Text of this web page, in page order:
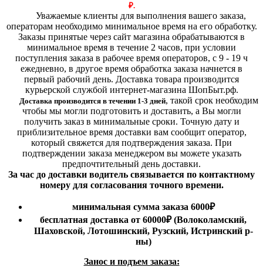
₽.
Уважаемые клиенты для выполнения вашего заказа,
операторам необходимо минимальное время на его обработку.
Заказы принятые через сайт магазина обрабатываются в
минимальное время в течение 2 часов, при условии
поступления заказа в рабочее время операторов, с 9 - 19 ч
ежедневно, в другое время обработка заказа начнется в
первый рабочий день. Доставка товара производится
курьерской службой интернет-магазина ШопБыт.рф.
Доставка производится в течении 1-3 дней, такой срок необходим
чтобы мы могли подготовить и доставить, а Вы могли
получить заказ в минимальные сроки. Точную дату и
приблизительное время доставки вам сообщит оператор,
который свяжется для подтверждения заказа. При
подтверждении заказа менеджером вы можете указать
предпочтительный день доставки.
За час до доставки водитель связывается по контактному
номеру для согласования точного времени.
минимальная сумма заказа 6000₽
бесплатная доставка от 60000₽ (Волоколамский,
Шаховской, Лотошинский, Рузский, Истринский р-
ны)
Занос и подъем заказа: